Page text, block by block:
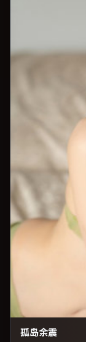
孤岛余震